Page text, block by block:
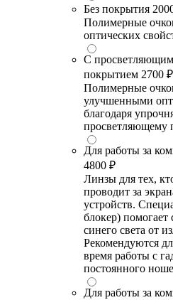
Без покрытия
Полимерные
оптических
С
покрытием 2700 ₽
Полимерные
улучшенными
благодаря
просветляющему
Для работы за
4800 ₽
Линзы для тех,
проводит за
устройств.
блокер) помогает
синего света от
Рекомендуются
время работы с
постоянного
Для работы за